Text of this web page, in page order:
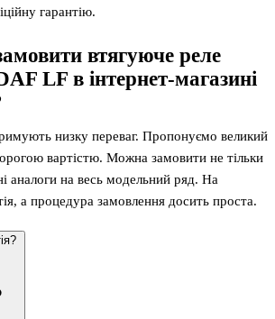
гарантію.
втягуюче реле
LF в інтернет-магазині
низку переваг. Пропонуємо великий
вартістю. Можна замовити не тільки
аналоги на весь модельний ряд. На
а процедура замовлення досить проста.